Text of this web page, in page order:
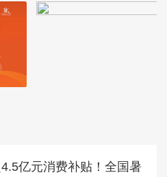
亿元消费补贴！全国暑